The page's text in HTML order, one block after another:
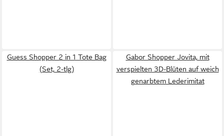
Guess Shopper 2 in 1 Tote Bag
(Set, 2-tlg)
Gabor Shopper Jovita, mit
verspielten 3D-Blüten auf weich
genarbtem Lederimitat